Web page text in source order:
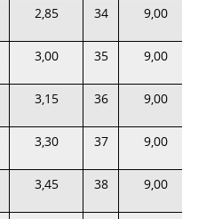
2,85 34 9,00
3,00 35 9,00
3,15 36 9,00
3,30 37 9,00
3,45 38 9,00